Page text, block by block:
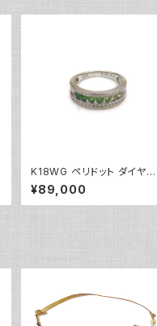
K18WG ペリドット ダイヤモ
ンド デザインリング 18金 ホ
ワイトゴールド 指輪 12号 Y0
5244
¥89,000